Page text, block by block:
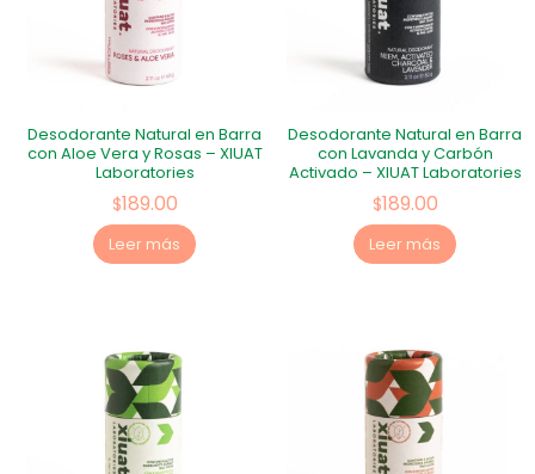
Desodorante Natural en Barra
con Aloe Vera y Rosas – XIUAT
Laboratories
$189.00
Leer más
Desodorante Natural en Barra
con Lavanda y Carbón
Activado – XIUAT Laboratories
$189.00
Leer más